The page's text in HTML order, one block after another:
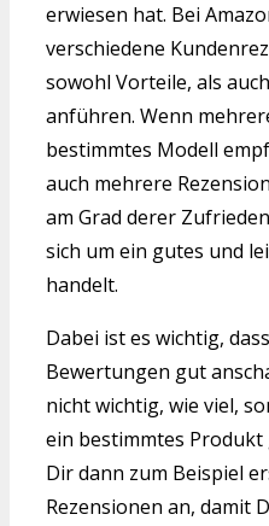
erwiesen hat. Bei
verschiedene
sowohl Vorteile, als
anführen. Wenn
bestimmtes Modell
auch mehrere
am Grad derer
sich um ein gutes und
handelt.
Dabei ist es wichtig,
Bewertungen gut
nicht wichtig, wie viel,
ein bestimmtes Produkt
Dir dann zum Beispiel
Rezensionen an, damit